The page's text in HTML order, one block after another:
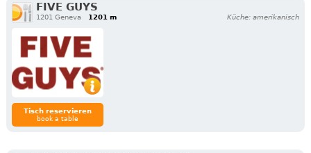
FIVE GUYS
1201 Geneva 1201 m Küche: amerikanisch
Tisch reservieren
book a table